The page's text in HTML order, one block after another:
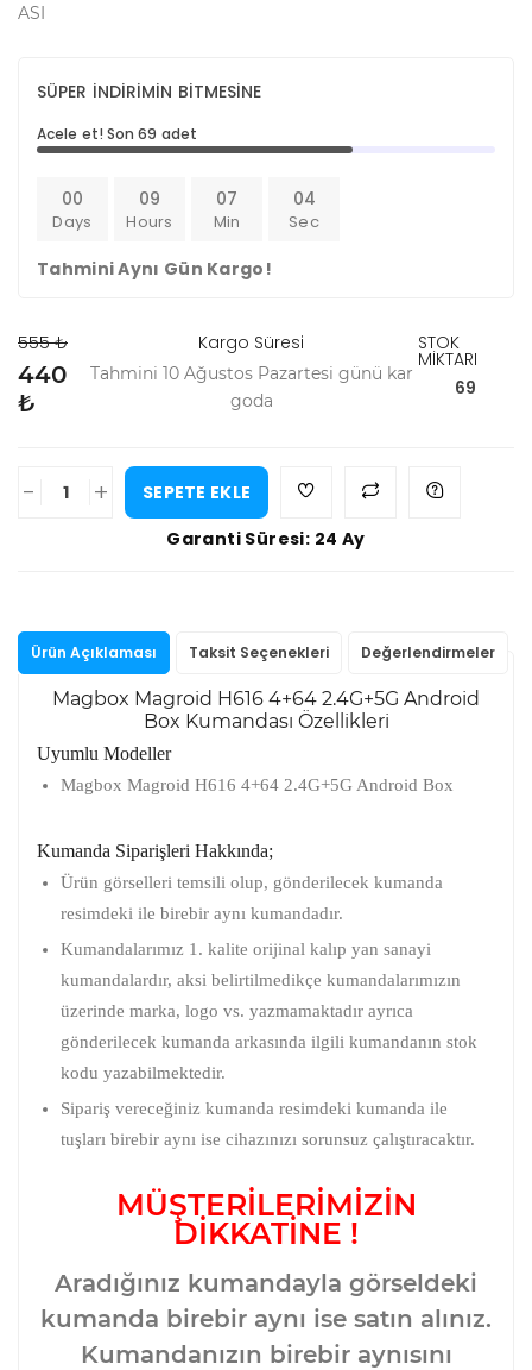
ASI
SÜPER İNDİRİMİN BİTMESİNE
Acele et! Son 69 adet
00
Days
09
Hours
07
Min
03
Sec
Tahmini Aynı Gün Kargo!
555 ₺
440
₺
Kargo Süresi
Tahmini 10 Ağustos Pazartesi günü kar
goda
STOK
MİKTARI
69
- +
SEPETE EKLE
Garanti Süresi: 24 Ay
Ürün Açıklaması Taksit Seçenekleri Değerlendirmeler
Magbox Magroid H616 4+64 2.4G+5G Android
Box Kumandası Özellikleri
Uyumlu Modeller
Magbox Magroid H616 4+64 2.4G+5G Android Box
Kumanda Siparişleri Hakkında;
Ürün görselleri temsili olup, gönderilecek kumanda
resimdeki ile birebir aynı kumandadır.
Kumandalarımız 1. kalite orijinal kalıp yan sanayi
kumandalardır, aksi belirtilmedikçe kumandalarımızın
üzerinde marka, logo vs. yazmamaktadır ayrıca
gönderilecek kumanda arkasında ilgili kumandanın stok
kodu yazabilmektedir.
Sipariş vereceğiniz kumanda resimdeki kumanda ile
tuşları birebir aynı ise cihazınızı sorunsuz çalıştıracaktır.
MÜŞTERİLERİMİZİN
DİKKATİNE !
Aradığınız kumandayla görseldeki
kumanda birebir aynı ise satın alınız.
Kumandanızın birebir aynısını